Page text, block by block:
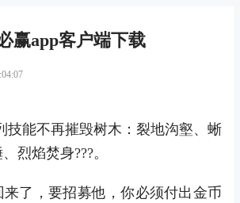
赢app客户端下载
技能不再摧毁树木：裂地沟壑、蜥
烈焰焚身???。
了，要招募他，你必须付出金币